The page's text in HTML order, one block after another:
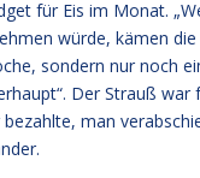
für Eis im Monat.
würde, kämen
sondern nur noch
Der Strauß war
man